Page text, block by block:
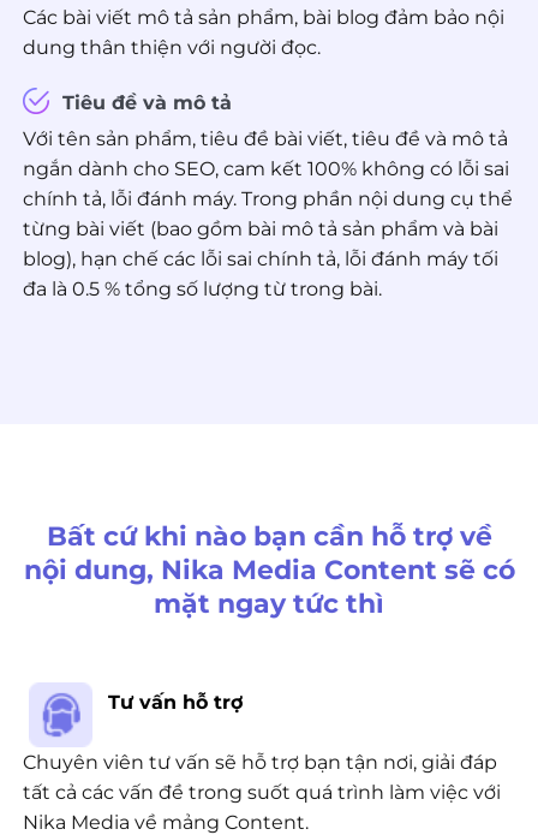
Các bài viết mô tả sản phẩm, bài blog đảm bảo nội
dung thân thiện với người đọc.
Tiêu đề và mô tả
Với tên sản phẩm, tiêu đề bài viết, tiêu đề và mô tả
ngắn dành cho SEO, cam kết 100% không có lỗi sai
chính tả, lỗi đánh máy. Trong phần nội dung cụ thể
từng bài viết (bao gồm bài mô tả sản phẩm và bài
blog), hạn chế các lỗi sai chính tả, lỗi đánh máy tối
đa là 0.5 % tổng số lượng từ trong bài.
Bất cứ khi nào bạn cần hỗ trợ về
nội dung, Nika Media Content sẽ có
mặt ngay tức thì
Tư vấn hỗ trợ
Chuyên viên tư vấn sẽ hỗ trợ bạn tận nơi, giải đáp
tất cả các vấn đề trong suốt quá trình làm việc với
Nika Media về mảng Content.